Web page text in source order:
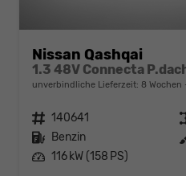
Nissan Qashqai
unverbindliche Lieferzeit: 8 Wochen
Fahrzeugnr. 140641
Kraftstoff Benzin
Leistung 116 kW (158 PS)